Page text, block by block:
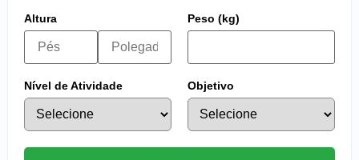
Altura Peso (kg)
Nível de Atividade Objetivo